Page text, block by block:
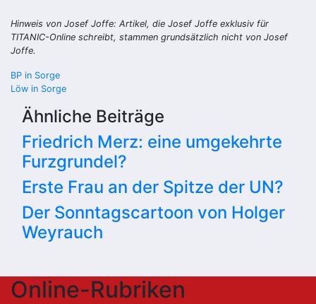
Hinweis von Josef Joffe: Artikel, die Josef Joffe exklusiv für
TITANIC-Online schreibt, stammen grundsätzlich nicht von Josef
Joffe.
Beitragsnavigation
BP in Sorge
Löw in Sorge
Ähnliche Beiträge
Friedrich Merz: eine umgekehrte
Furzgrundel?
Erste Frau an der Spitze der UN?
Der Sonntagscartoon von Holger
Weyrauch
Online-Rubriken